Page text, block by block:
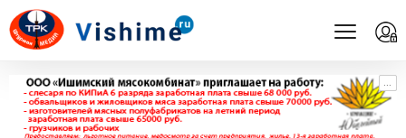
...
...